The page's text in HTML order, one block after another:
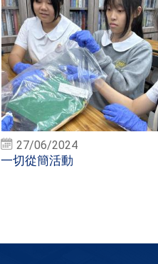
27/06/2024
一切從簡活動